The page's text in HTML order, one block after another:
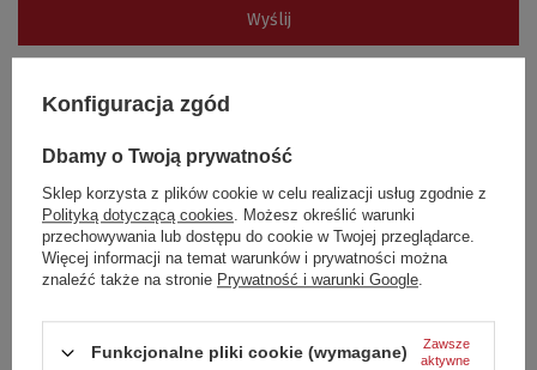
Wyślij
Opinie naszych klientów
5
Liczba wystawionych opinii: 1
Konfiguracja zgód
Dbamy o Twoją prywatność
Sklep korzysta z plików cookie w celu realizacji usług zgodnie z
Polityką dotyczącą cookies. Możesz określić warunki
przechowywania lub dostępu do cookie w Twojej przeglądarce.
Więcej informacji na temat warunków i prywatności można
znaleźć także na stronie Prywatność i warunki Google.
Funkcjonalne pliki cookie (wymagane)
Zawsze
aktywne